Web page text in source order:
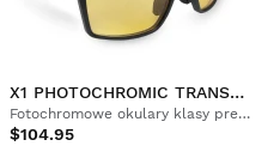
X1 PHOTOCHROMIC TRANSNEVADA
Fotochromowe okulary klasy premium
$104.95